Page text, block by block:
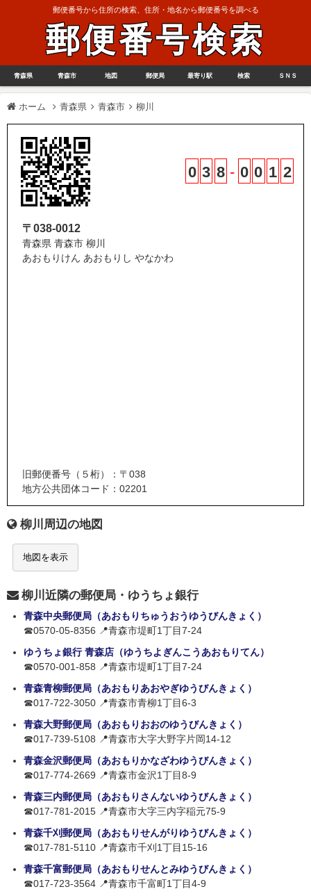
郵便番号から住所の検索、住所・地名から郵便番号を調べる
郵便番号検索
青森県 青森市 地図 郵便局 最寄り駅 検索 ＳＮＳ
ホーム 青森県 青森市 柳川
0 3 8 - 0 0 1 2
〒038-0012
青森県 青森市 柳川
あおもりけん あおもりし やなかわ
旧郵便番号（５桁）：〒038
地方公共団体コード：02201
柳川周辺の地図
地図を表示
柳川近隣の郵便局・ゆうちょ銀行
青森中央郵便局（あおもりちゅうおうゆうびんきょく）
☎0570-05-8356 📍青森市堤町1丁目7-24
ゆうちょ銀行 青森店（ゆうちよぎんこうあおもりてん）
☎0570-001-858 📍青森市堤町1丁目7-24
青森青柳郵便局（あおもりあおやぎゆうびんきょく）
☎017-722-3050 📍青森市青柳1丁目6-3
青森大野郵便局（あおもりおおのゆうびんきょく）
☎017-739-5108 📍青森市大字大野字片岡14-12
青森金沢郵便局（あおもりかなざわゆうびんきょく）
☎017-774-2669 📍青森市金沢1丁目8-9
青森三内郵便局（あおもりさんないゆうびんきょく）
☎017-781-2015 📍青森市大字三内字稲元75-9
青森千刈郵便局（あおもりせんがりゆうびんきょく）
☎017-781-5110 📍青森市千刈1丁目15-16
青森千富郵便局（あおもりせんとみゆうびんきょく）
☎017-723-3564 📍青森市千富町1丁目4-9